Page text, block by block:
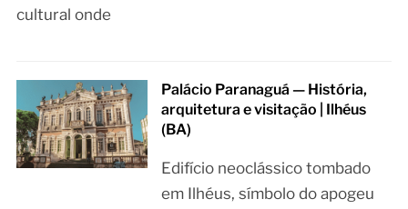
cultural onde
Palácio Paranaguá — História,
arquitetura e visitação | Ilhéus
(BA)
Edifício neoclássico tombado
em Ilhéus, símbolo do apogeu